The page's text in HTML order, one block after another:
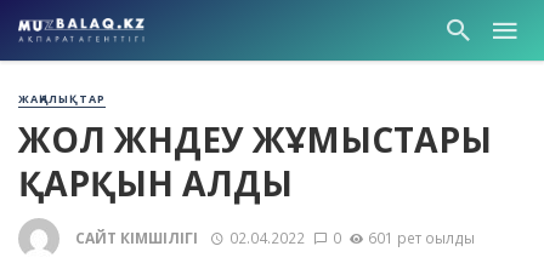
ЖАҢАЛЫҚТАР
ЖОЛ ЖӨНДЕУ ЖҰМЫСТАРЫ
ҚАРҚЫН АЛДЫ
САЙТ ӘКІМШІЛІГІ 02.04.2022 0 601 рет оқылды